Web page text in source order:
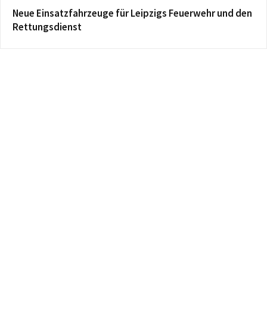
Neue Einsatzfahrzeuge für Leipzigs Feuerwehr und den
Rettungsdienst